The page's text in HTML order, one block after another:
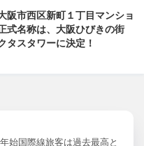
阪市西区新町１丁目マンショ
式名称は、大阪ひびきの街
タスタワーに決定！
始国際線旅客は過去最高と